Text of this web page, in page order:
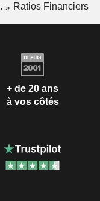
Ratios Financiers
+ de 20 ans
à vos côtés